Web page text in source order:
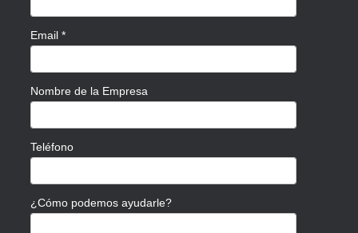
Email *
Nombre de la Empresa
Teléfono
¿Cómo podemos ayudarle?